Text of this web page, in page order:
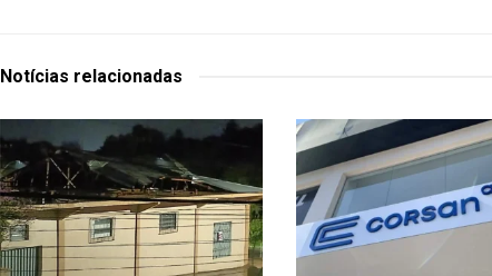
Notícias relacionadas